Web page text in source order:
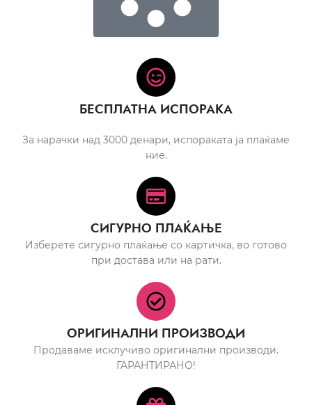
БЕСПЛАТНА ИСПОРАКА
За нарачки над 3000 денари, испораката ја плаќаме
ние.
СИГУРНО ПЛАЌАЊЕ
Изберете сигурно плаќање со картичка, во готово
при достава или на рати.
ОРИГИНАЛНИ ПРОИЗВОДИ
Продаваме исклучиво оригинални производи.
ГАРАНТИРАНО!